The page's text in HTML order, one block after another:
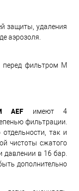
защиты, удаления
аэрозоля.
фильтром M
AEF имеют 4
фильтрации.
так и
чистоты сжатого
давлении в 16 бар.
дополнительно